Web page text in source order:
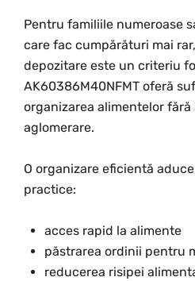
Pentru familiile numeroase
care fac cumpărături mai
depozitare este un criteriu
AK60386M40NFMT oferă
organizarea alimentelor fără
aglomerare.
O organizare eficientă
practice:
acces rapid la alimente
păstrarea ordinii pentru
reducerea risipei